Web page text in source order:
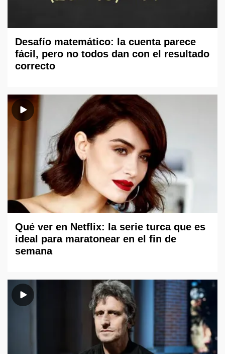
Desafío matemático: la cuenta parece
fácil, pero no todos dan con el resultado
correcto
Qué ver en Netflix: la serie turca que es
ideal para maratonear en el fin de
semana